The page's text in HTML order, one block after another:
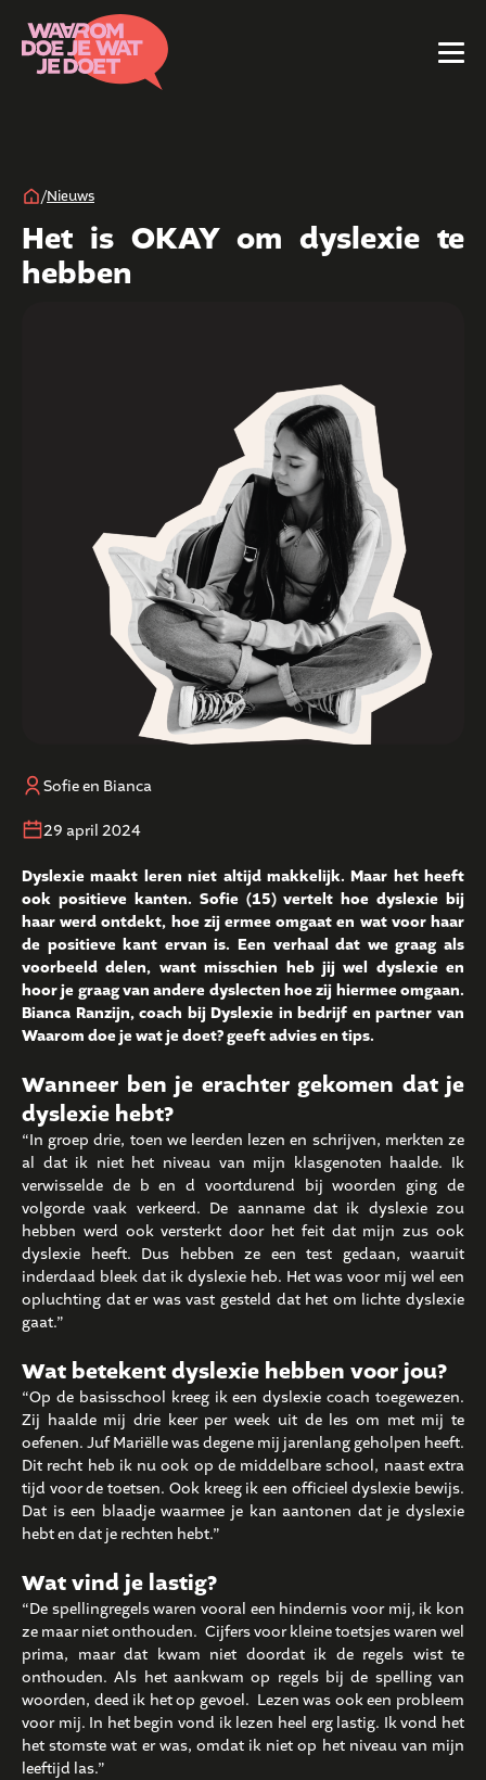
/Nieuws
Het is OKAY om dyslexie te
hebben
Sofie en Bianca
29 april 2024
Dyslexie maakt leren niet altijd makkelijk. Maar het heeft
ook positieve kanten. Sofie (15) vertelt hoe dyslexie bij
haar werd ontdekt, hoe zij ermee omgaat en wat voor haar
de positieve kant ervan is. Een verhaal dat we graag als
voorbeeld delen, want misschien heb jij wel dyslexie en
hoor je graag van andere dyslecten hoe zij hiermee omgaan.
Bianca Ranzijn, coach bij Dyslexie in bedrijf en partner van
Waarom doe je wat je doet? geeft advies en tips.
Wanneer ben je erachter gekomen dat je
dyslexie hebt?
“In groep drie, toen we leerden lezen en schrijven, merkten ze
al dat ik niet het niveau van mijn klasgenoten haalde. Ik
verwisselde de b en d voortdurend bij woorden ging de
volgorde vaak verkeerd. De aanname dat ik dyslexie zou
hebben werd ook versterkt door het feit dat mijn zus ook
dyslexie heeft. Dus hebben ze een test gedaan, waaruit
inderdaad bleek dat ik dyslexie heb. Het was voor mij wel een
opluchting dat er was vast gesteld dat het om lichte dyslexie
gaat.”
Wat betekent dyslexie hebben voor jou?
“Op de basisschool kreeg ik een dyslexie coach toegewezen.
Zij haalde mij drie keer per week uit de les om met mij te
oefenen. Juf Mariëlle was degene mij jarenlang geholpen heeft.
Dit recht heb ik nu ook op de middelbare school, naast extra
tijd voor de toetsen. Ook kreeg ik een officieel dyslexie bewijs.
Dat is een blaadje waarmee je kan aantonen dat je dyslexie
hebt en dat je rechten hebt.”
Wat vind je lastig?
“De spellingregels waren vooral een hindernis voor mij, ik kon
ze maar niet onthouden. Cijfers voor kleine toetsjes waren wel
prima, maar dat kwam niet doordat ik de regels wist te
onthouden. Als het aankwam op regels bij de spelling van
woorden, deed ik het op gevoel. Lezen was ook een probleem
voor mij. In het begin vond ik lezen heel erg lastig. Ik vond het
het stomste wat er was, omdat ik niet op het niveau van mijn
leeftijd las.”